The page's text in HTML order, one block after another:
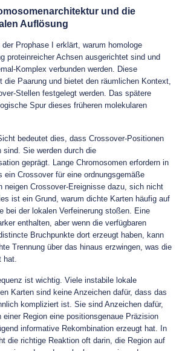
und die
Auflösung
Prophase I erklärt, warum homologe
proteinreicher Achsen ausgerichtet sind und
Komplex verbunden werden. Diese
die Paarung und bietet den räumlichen Kontext,
Stellen festgelegt werden. Das spätere
Spur dieses früheren molekularen
bedeutet dies, dass Crossover-Positionen
sind. Sie werden durch die
geprägt. Lange Chromosomen erfordern in
ein Crossover für eine ordnungsgemäße
neigen Crossover-Ereignisse dazu, sich nicht
ist ein Grund, warum dichte Karten häufig auf
bei der lokalen Verfeinerung stoßen. Eine
enthalten, aber wenn die verfügbaren
Bruchpunkte dort erzeugt haben, kann
Trennung über das hinaus erzwingen, was die
hat.
ist wichtig. Viele instabile lokale
Karten sind keine Anzeichen dafür, dass das
kompliziert ist. Sie sind Anzeichen dafür,
Region eine positionsgenaue Präzision
informative Rekombination erzeugt hat. In
die richtige Reaktion oft darin, die Region auf